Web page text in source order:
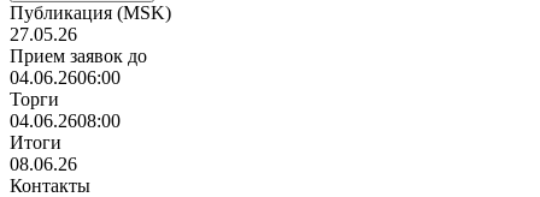
Публикация (MSK)
27.05.26
Прием заявок до
04.06.2606:00
Торги
04.06.2608:00
Итоги
08.06.26
Контакты